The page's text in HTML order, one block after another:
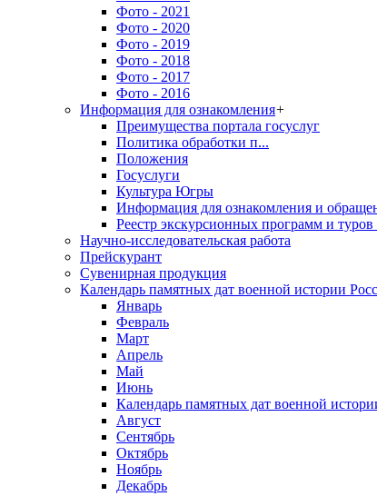
Фото - 2021
Фото - 2020
Фото - 2019
Фото - 2018
Фото - 2017
Фото - 2016
Информация для ознакомления+
Преимущества портала госуслуг
Политика обработки п...
Положения
Госуслуги
Культура Югры
Информация для ознакомления и
Реестр экскурсионных программ и
Научно-исследовательская работа
Прейскурант
Сувенирная продукция
Календарь памятных дат военной истории
Январь
Февраль
Март
Апрель
Май
Июнь
Календарь памятных дат военной
Август
Сентябрь
Октябрь
Ноябрь
Декабрь